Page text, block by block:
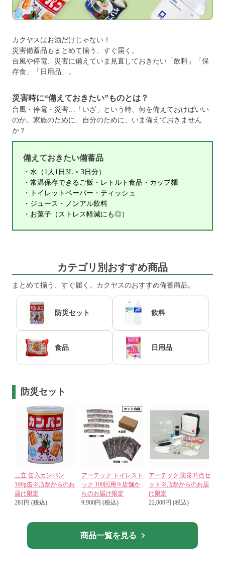
カクヤスはお酒だけじゃない！
災害備蓄品もまとめて揃う、すぐ届く。
台風や停電、災害に備えていま見直しておきたい「飲料」「保
存食」「日用品」。
災害時に“備えておきたい”ものとは？
台風・停電・災害…「いざ」という時、何を備えておけばいい
のか。家族のために、自分のために、いま備えておきません
か？
備えておきたい備蓄品
・水（1人1日3L × 3日分）
・常温保存できるご飯・レトルト食品・カップ麵
・トイレットペーパー・ティッシュ
・ジュース・ノンアル飲料
・お菓子（ストレス軽減にも◎）
カテゴリ別おすすめ商品
まとめて揃う、すぐ届く。カクヤスのおすすめ備蓄商品。
防災セット 飲料
食品 日用品
防災セット
三立 缶入カンパン
100g缶※店舗からのお
届け限定
281円 (税込)
アーテック トイレスト
ック 100回用※店舗か
らのお届け限定
9,900円 (税込)
アーテック 防災31点セ
ット※店舗からのお届
け限定
22,000円 (税込)
商品一覧を見る